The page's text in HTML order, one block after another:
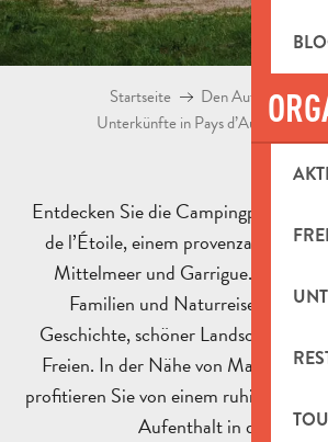
Startseite
Den Aufenthalt
Unterkünfte in Pays d’Aubagne
Entdecken Sie die Campingplätze in
de l’Étoile, einem provenzalischen
Mittelmeer und Garrigue. Die
Familien und Naturreisende,
Geschichte, schöner Landschaften
Freien. In der Nähe von Marseille und
profitieren Sie von einem ruhigen
Aufenthalt in der